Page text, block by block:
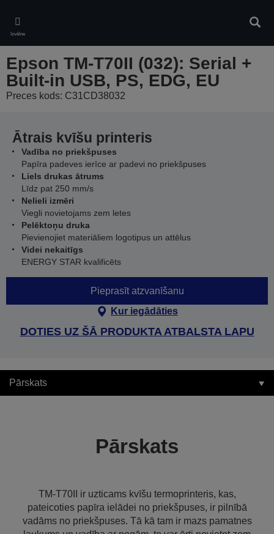
main
content
Izvēlne
Epson TM-T70II (032): Serial +
Built-in USB, PS, EDG, EU
Preces kods: C31CD38032
Ātrais kvīšu printeris
Vadība no priekšpuses
Papīra padeves ierīce ar padevi no priekšpuses
Liels drukas ātrums
Līdz pat 250 mm/s
Nelieli izmēri
Viegli novietojams zem letes
Pelēktoņu druka
Pievienojiet materiāliem logotipus un attēlus
Videi nekaitīgs
ENERGY STAR kvalificēts
Pieprasīt atzvanīšanu
Kur iegādāties
DOTIES UZ ŠĀ PRODUKTA ATBALSTA LAPU
Pārskats
Pārskats
TM-T70II ir uzticams kvīšu termoprinteris, kas,
pateicoties papīra ielādei no priekšpuses, ir pilnībā
vadāms no priekšpuses. Tā kā tam ir mazs pamatnes